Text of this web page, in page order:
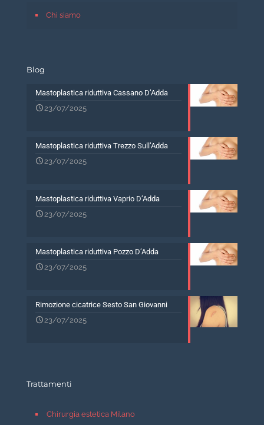
Chi siamo
Blog
Mastoplastica riduttiva Cassano D’Adda
23/07/2025
Mastoplastica riduttiva Trezzo Sull’Adda
23/07/2025
Mastoplastica riduttiva Vaprio D’Adda
23/07/2025
Mastoplastica riduttiva Pozzo D’Adda
23/07/2025
Rimozione cicatrice Sesto San Giovanni
23/07/2025
Trattamenti
Chirurgia estetica Milano